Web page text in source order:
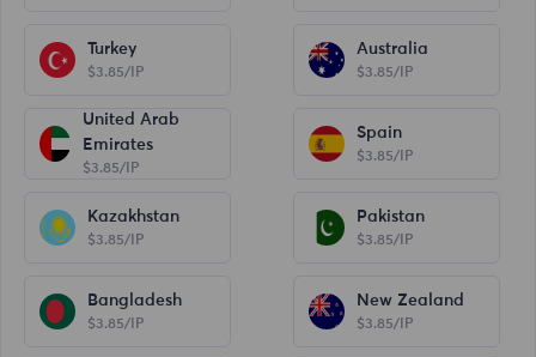
Turkey
$3.85/IP
Australia
$3.85/IP
United Arab
Emirates
$3.85/IP
Spain
$3.85/IP
Kazakhstan
$3.85/IP
Pakistan
$3.85/IP
Bangladesh
$3.85/IP
New Zealand
$3.85/IP